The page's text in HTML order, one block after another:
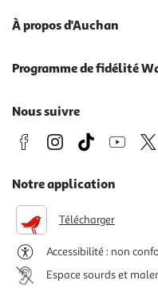
À propos d'Auchan
Programme de fidélité
Nous suivre
Notre application
Télécharger
Accessibilité : non
Espace sourds et